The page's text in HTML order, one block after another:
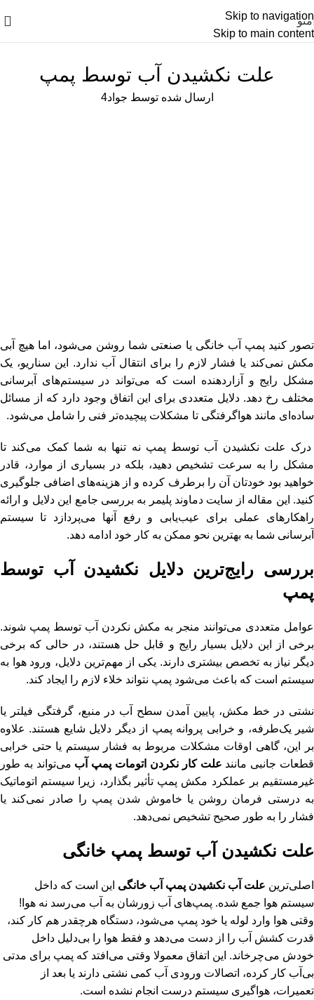
Skip to navigation
Skip to main content
منو
علت نکشیدن آب توسط پمپ
ارسال شده توسط جواد4
تصور کنید پمپ آب خانگی یا صنعتی شما روشن می‌شود، اما هیچ آبی
مکش نمی‌کند یا فشار لازم را برای انتقال آب ندارد. این سناریو، یک
مشکل رایج و آزاردهنده است که می‌تواند در سیستم‌های آبرسانی
مختلف رخ دهد. دلایل متعددی برای این اتفاق وجود دارد که از مسائل
ساده‌ای مانند هواگرفتگی تا مشکلات پیچیده‌تر فنی را شامل می‌شود.
درک علت نکشیدن آب توسط پمپ نه تنها به شما کمک می‌کند تا
مشکل را به سرعت تشخیص دهید، بلکه در بسیاری از موارد، قادر
خواهید بود خودتان آن را برطرف کرده و از هزینه‌های اضافی جلوگیری
کنید. این مقاله از سایت دماوند پلیمر
به بررسی جامع این دلایل و ارائه
راهکارهای عملی برای عیب‌یابی و رفع آنها می‌پردازد تا سیستم
آبرسانی شما به بهترین نحو ممکن به کار خود ادامه دهد.
بررسی رایج‌ترین دلایل نکشیدن آب توسط
پمپ
عوامل متعددی می‌توانند منجر به مکش نکردن آب توسط پمپ شوند.
برخی از این دلایل بسیار رایج و قابل حل هستند، در حالی که برخی
دیگر نیاز به تخصص بیشتری دارند. یکی از مهم‌ترین دلایل، ورود هوا به
سیستم است که باعث می‌شود پمپ نتواند خلاء لازم را ایجاد کند.
نشتی در خط مکش، پایین آمدن سطح آب در منبع، گرفتگی فیلتر یا
شیر یک‌طرفه، و خرابی پروانه پمپ از دیگر دلایل شایع هستند. علاوه
بر این، گاهی اوقات مشکلات مربوط به فشار سیستم یا حتی خرابی
قطعات جانبی مانند علت کار نکردن اتومات پمپ آب می‌تواند به طور
غیرمستقیم بر عملکرد مکش پمپ تأثیر بگذارد، زیرا سیستم اتوماتیک
به درستی فرمان روشن یا خاموش شدن پمپ را صادر نمی‌کند یا
فشار را به طور صحیح تشخیص نمی‌دهد.
علت نکشیدن آب توسط پمپ خانگی
اصلی‌ترین علت آب نکشیدن پمپ آب خانگی این است که داخل
سیستم هوا جمع شده. پمپ‌های آب زورشان به آب می‌رسد نه هوا!
وقتی هوا وارد لوله یا خود پمپ می‌شود، دستگاه هرچقدر هم کار کند،
قدرت کشش آب را از دست می‌دهد و فقط هوا را بی‌دلیل داخل
خودش می‌چرخاند. این اتفاق معمولا وقتی می‌افتد که پمپ برای مدتی
بی‌آب کار کرده، اتصالات ورودی آب کمی نشتی دارند یا بعد از
تعمیرات، هواگیری سیستم درست انجام نشده است.